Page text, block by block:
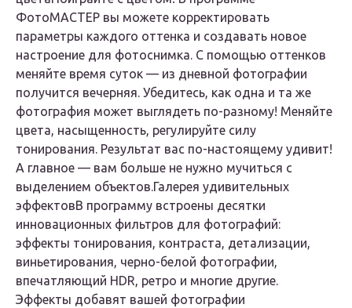
ФотоМАСТЕР вы можете корректировать
параметры каждого оттенка и создавать новое
настроение для фотоснимка. С помощью оттенков
меняйте время суток — из дневной фотографии
получится вечерняя. Убедитесь, как одна и та же
фотография может выглядеть по-разному! Меняйте
цвета, насыщенность, регулируйте силу
тонирования. Результат вас по-настоящему удивит!
А главное — вам больше не нужно мучиться с
выделением объектов.Галерея удивительных
эффектовВ программу встроены десятки
инновационных фильтров для фотографий:
эффекты тонирования, контраста, детализации,
виньетирования, черно-белой фотографии,
впечатляющий HDR, ретро и многие другие.
Эффекты добавят вашей фотографии